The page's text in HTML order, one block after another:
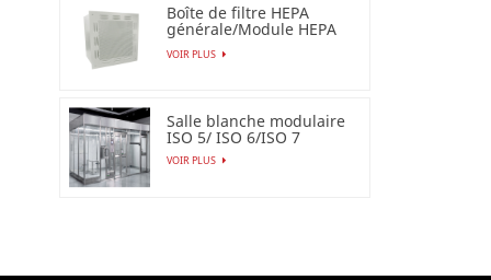
Boîte de filtre HEPA
générale/Module HEPA
terminal
VOIR PLUS
Salle blanche modulaire
ISO 5/ ISO 6/ISO 7
VOIR PLUS